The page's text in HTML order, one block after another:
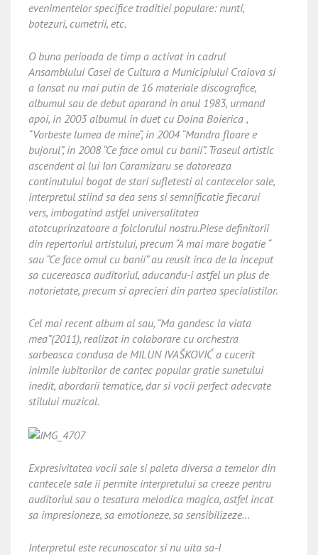
evenimentelor specifice traditiei populare: nunti,
botezuri, cumetrii, etc.
O buna perioada de timp a activat in cadrul
Ansamblului Casei de Cultura a Municipiului Craiova si
a lansat nu mai putin de 16 materiale discografice,
albumul sau de debut aparand in anul 1983, urmand
apoi, in 2003 albumul in duet cu Doina Boierica ,
“Vorbeste lumea de mine“, in 2004 “Mandra floare e
bujorul”, in 2008 “Ce face omul cu banii”. Traseul artistic
ascendent al lui Ion Caramizaru se datoreaza
continutului bogat de stari sufletesti al cantecelor sale,
interpretul stiind sa dea sens si semnificatie fiecarui
vers, imbogatind astfel universalitatea
atotcuprinzatoare a folclorului nostru.Piese definitorii
din repertoriul artistului, precum “A mai mare bogatie “
sau “Ce face omul cu banii” au reusit inca de la inceput
sa cucereasca auditoriul, aducandu-i astfel un plus de
notorietate, precum si aprecieri din partea specialistilor.
Cel mai recent album al sau, “Ma gandesc la viata
mea”(2011), realizat in colaborare cu orchestra
sarbeasca condusa de MILUN IVAŠKOVIĆ a cucerit
inimile iubitorilor de cantec popular gratie sunetului
inedit, abordarii tematice, dar si vocii perfect adecvate
stilului muzical.
Expresivitatea vocii sale si paleta diversa a temelor din
cantecele sale ii permite interpretului sa creeze pentru
auditoriul sau o tesatura melodica magica, astfel incat
sa impresioneze, sa emotioneze, sa sensibilizeze…
Interpretul este recunoscator si nu uita sa-I